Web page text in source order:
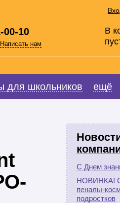
00-10
Написать нам
В
для школьников ещё
С Днем
НОВИНКА!
пеналы-
подростков